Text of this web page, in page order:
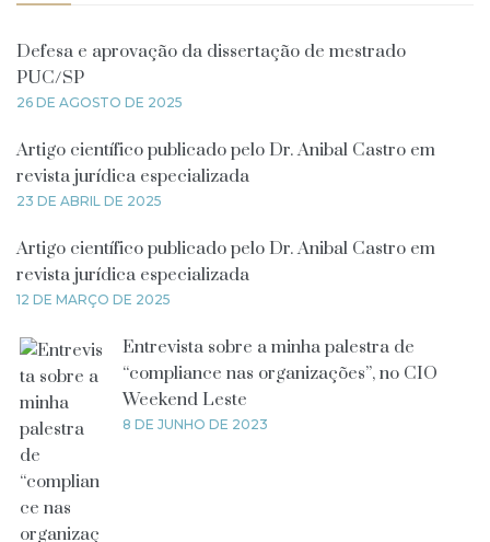
Defesa e aprovação da dissertação de mestrado
PUC/SP
26 DE AGOSTO DE 2025
Artigo científico publicado pelo Dr. Anibal Castro em
revista jurídica especializada
23 DE ABRIL DE 2025
Artigo científico publicado pelo Dr. Anibal Castro em
revista jurídica especializada
12 DE MARÇO DE 2025
Entrevista sobre a minha palestra de
“compliance nas organizações”, no CIO
Weekend Leste
8 DE JUNHO DE 2023